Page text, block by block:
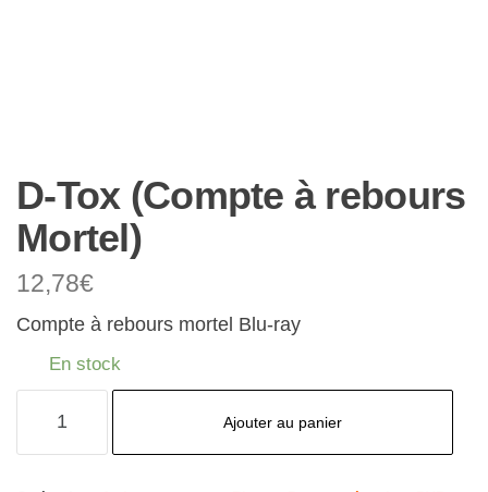
D-Tox (Compte à rebours
Mortel)
12,78€
Compte à rebours mortel Blu-ray
En stock
Ajouter au panier